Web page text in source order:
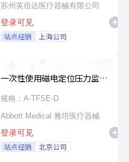
苏州英佰达医疗器械有限公司
登录可见
站点经销 上海公司
一次性使用磁电定位压力监测
射频消融导管
规格：A-TFSE-D
Abbott Medical 雅培医疗器械
登录可见
站点经销 北京公司